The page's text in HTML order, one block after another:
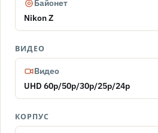
Байонет
Nikon Z
ВИДЕО
Видео
UHD 60p/50p/30p/25p/24p
КОРПУС